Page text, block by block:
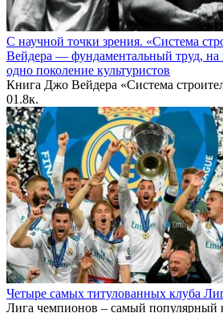
С научной точки зрения. «Система
Вейдера — фундаментальный труд, на
одно поколение культуристов
Книга Джо Вейдера «Система
01.8к.
Четыре самых титулованных клуба
Лига чемпионов – самый популярный